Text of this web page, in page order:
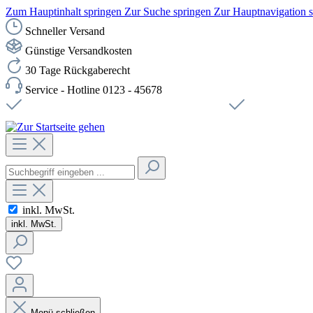
Zum Hauptinhalt springen Zur Suche springen Zur Hauptnavigation
Schneller Versand
Günstige Versandkosten
30 Tage Rückgaberecht
Service - Hotline 0123 - 45678
inkl. MwSt.
inkl. MwSt.